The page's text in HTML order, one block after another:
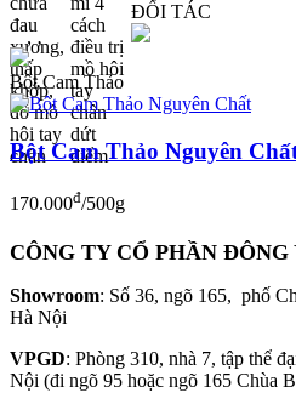
ĐỐI TÁC
Bột Cam Thảo
Bột Cam Thảo Nguyên
170.000đ/500g
CÔNG TY CỔ PHẦN
Showroom: Số 36, ngõ 165, phố
Hà Nội
VPGD: Phòng 310, nhà 7, tập thể
Nội (đi ngõ 95 hoặc ngõ 165 Chùa